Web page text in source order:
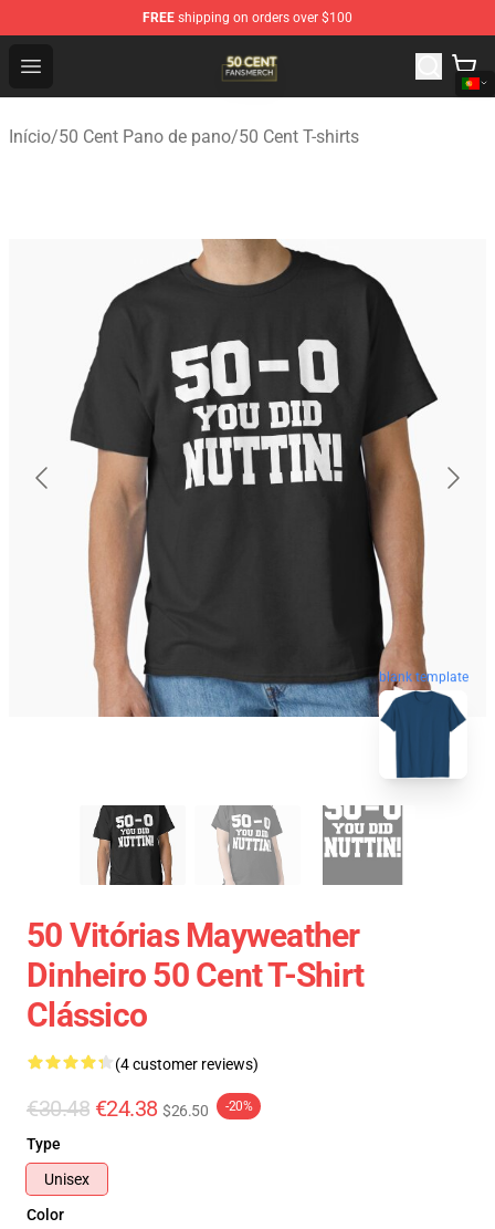
FREE shipping on orders over $100
Open menu
50 Cent Shop - Official 50 Cent Merchandise Store
Início/50 Cent Pano de pano/50 Cent T-shirts
blank template
50 Vitórias Mayweather
Dinheiro 50 Cent T-Shirt
Clássico
(4 customer reviews)
€30.48 €24.38 $26.50 -20%
Type
Unisex
Color